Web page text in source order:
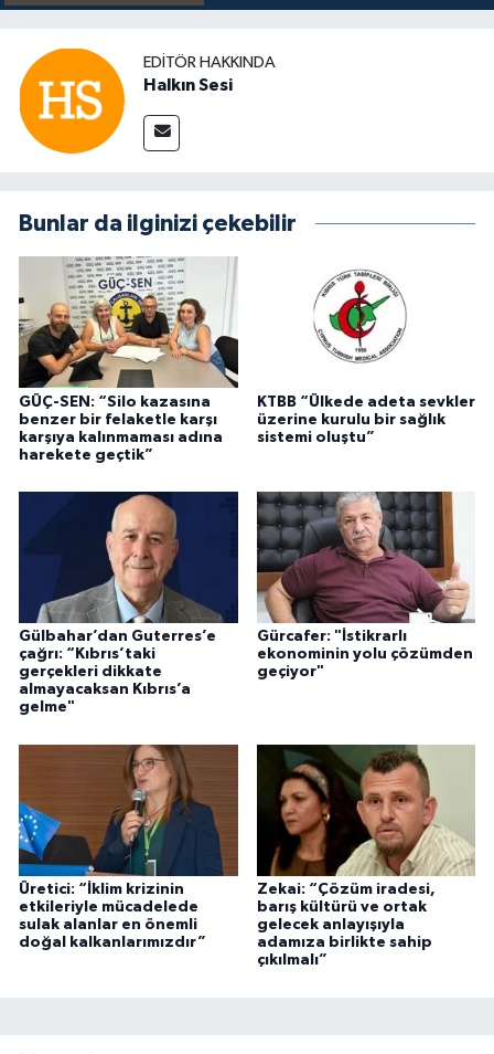
EDITÖR HAKKINDA
Halkın Sesi
Bunlar da ilginizi çekebilir
GÜÇ-SEN: “Silo kazasına
benzer bir felaketle karşı
karşıya kalınmaması adına
harekete geçtik”
KTBB “Ülkede adeta sevkler
üzerine kurulu bir sağlık
sistemi oluştu”
Gülbahar’dan Guterres’e
çağrı: “Kıbrıs’taki
gerçekleri dikkate
almayacaksan Kıbrıs’a
gelme"
Gürcafer: "İstikrarlı
ekonominin yolu çözümden
geçiyor"
Üretici: “İklim krizinin
etkileriyle mücadelede
sulak alanlar en önemli
doğal kalkanlarımızdır”
Zekai: “Çözüm iradesi,
barış kültürü ve ortak
gelecek anlayışıyla
adamıza birlikte sahip
çıkılmalı”